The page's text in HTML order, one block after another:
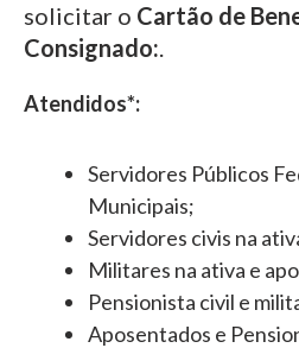
solicitar o Cartão de
Consignado:.
Atendidos*:
Servidores Públicos
Municipais;
Servidores civis na
Militares na ativa e
Pensionista civil e
Aposentados e